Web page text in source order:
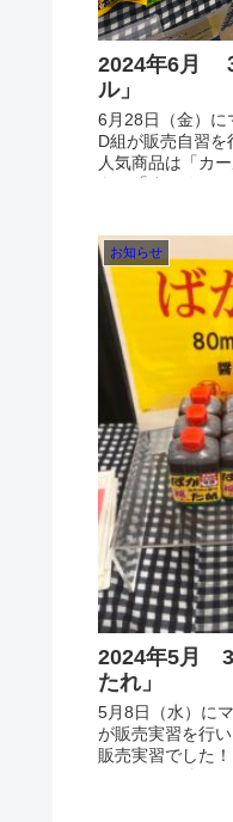
2024年6月
ル」
6月28日（金）に
D組が販売自習
人気商品は「カ
も、「するめソ
ぴ」なども販売
お知らせ
2024年5月
たれ」
5月8日（水）に
が販売実習を行
販売実習でした
れ」やその他さ
売を行いました